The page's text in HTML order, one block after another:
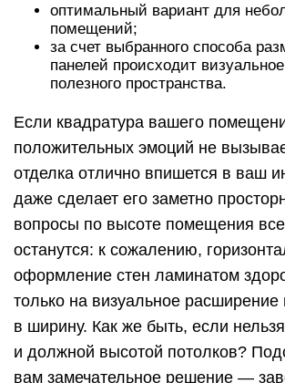
оптимальный вариант для
помещений;
за счет выбранного способа
панелей происходит
полезного пространства.
Если квадратура вашего
положительных эмоций не
отделка отлично впишется в ваш
даже сделает его заметно
вопросы по высоте помещения
останутся: к сожалению,
оформление стен ламинатом
только на визуальное расширение
в ширину. Как же быть, если
и должной высотой потолков?
вам замечательное решение —